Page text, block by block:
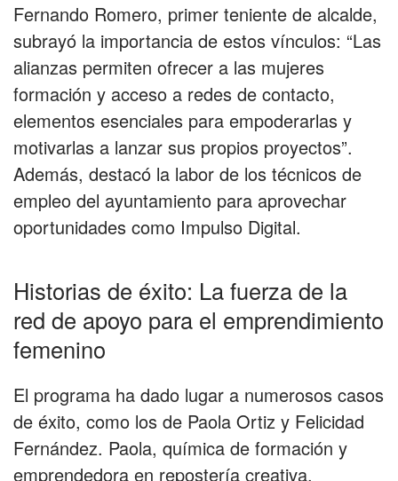
Fernando Romero, primer teniente de alcalde,
subrayó la importancia de estos vínculos: “Las
alianzas permiten ofrecer a las mujeres
formación y acceso a redes de contacto,
elementos esenciales para empoderarlas y
motivarlas a lanzar sus propios proyectos”.
Además, destacó la labor de los técnicos de
empleo del ayuntamiento para aprovechar
oportunidades como Impulso Digital.
Historias de éxito: La fuerza de la
red de apoyo para el emprendimiento
femenino
El programa ha dado lugar a numerosos casos
de éxito, como los de Paola Ortiz y Felicidad
Fernández. Paola, química de formación y
emprendedora en repostería creativa,